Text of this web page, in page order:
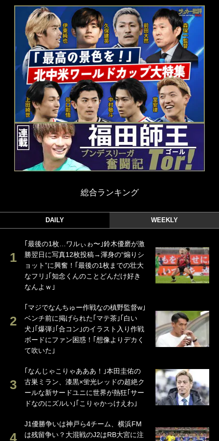
総合ランキング
DAILY WEEKLY
｢最後の1枚…ワルぃゎ〜｣鈴木優磨が激
勝翌日に写真12枚投稿→渾身の“煽りシ
ョット”に興奮！｢最後の1枚までの壮大
なフリ｣｢知念くんのことどんだけ好き
なんよｗ｣
｢マジでなんちゅー作戦なの槙野監督w｣
ベンチ前に掲げられた｢マテ茶｣｢白い
犬｣｢爆弾｣｢合コン｣のイラスト入り作戦
ボードにファン困惑！｢想像よりデカく
て吹いた｣
｢なんじゃこりゃあああ！｣本田圭佑の
古巣ミラン、漆黒×蛍光レッドの超絶ク
ールな新サードユニに世界が熱狂｢サー
ドなのにズルい｣｢こりゃかっけえわ｣
J1優勝争いは神戸ら4チーム、横浜FM
は残留争い？大混戦のJ2はRB大宮に注